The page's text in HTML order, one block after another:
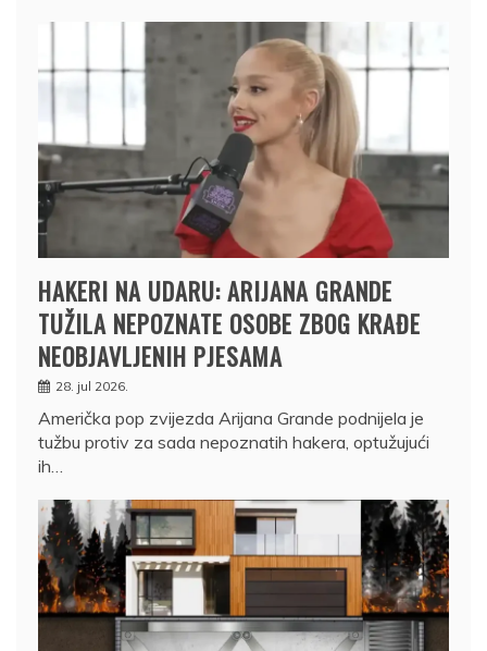
HAKERI NA UDARU: ARIJANA GRANDE
TUŽILA NEPOZNATE OSOBE ZBOG KRAĐE
NEOBJAVLJENIH PJESAMA
28. jul 2026.
Američka pop zvijezda Arijana Grande podnijela je
tužbu protiv za sada nepoznatih hakera, optužujući
ih…